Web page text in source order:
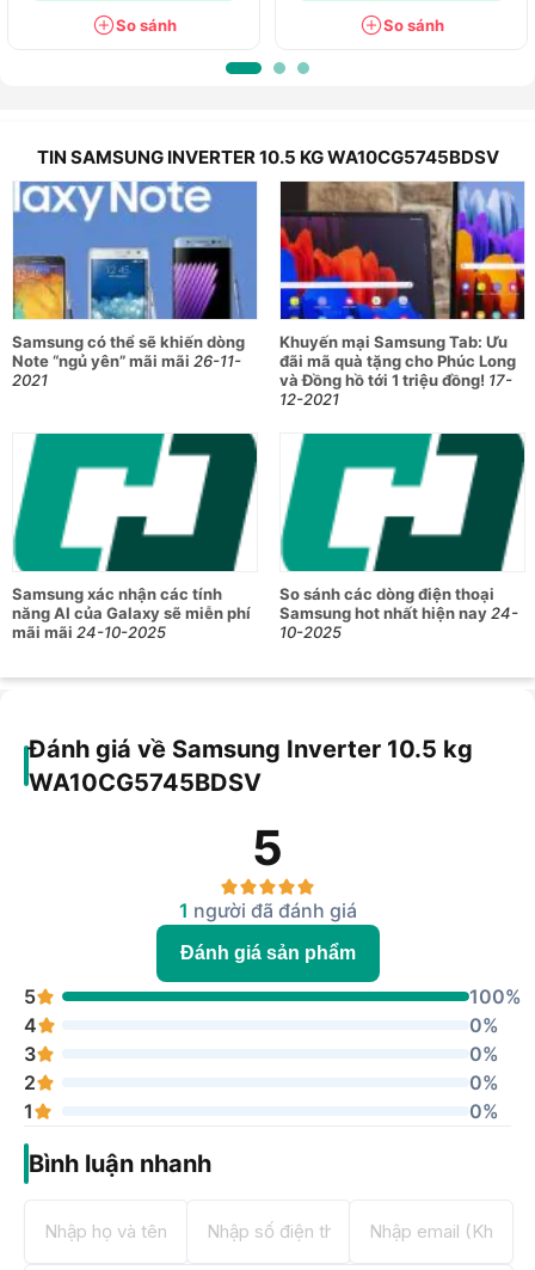
So sánh So sánh
TIN SAMSUNG INVERTER 10.5 KG WA10CG5745BDSV
Samsung có thể sẽ khiến dòng
Note “ngủ yên” mãi mãi 26-11-
2021
Khuyến mại Samsung Tab: Ưu
đãi mã quà tặng cho Phúc Long
và Đồng hồ tới 1 triệu đồng! 17-
12-2021
Samsung xác nhận các tính
năng AI của Galaxy sẽ miễn phí
mãi mãi 24-10-2025
So sánh các dòng điện thoại
Samsung hot nhất hiện nay24-
10-2025
Đánh giá về Samsung Inverter 10.5 kg
WA10CG5745BDSV
5
1 người đã đánh giá
Đánh giá sản phẩm
5
100%
4
0%
3
0%
2
0%
1
0%
Bình luận nhanh